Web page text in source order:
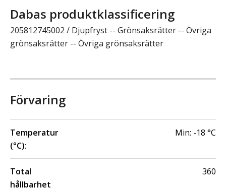
Dabas produktklassificering
205812745002 / Djupfryst -- Grönsaksrätter -- Övriga
grönsaksrätter -- Övriga grönsaksrätter
Förvaring
Temperatur
(°C):
Min: -18 °C
Total
hållbarhet
360